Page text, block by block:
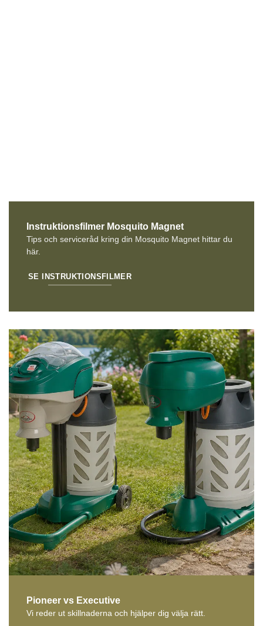
Instruktionsfilmer Mosquito Magnet
Tips och serviceråd kring din Mosquito Magnet hittar du
här.
SE INSTRUKTIONSFILMER
Pioneer vs Executive
Vi reder ut skillnaderna och hjälper dig välja rätt.